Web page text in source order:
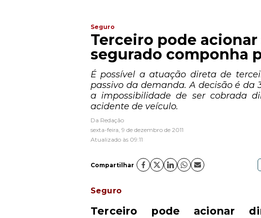
Seguro
Terceiro pode
segurado componha
É possível a atuação direta de
passivo da demanda. A decisão é da
a impossibilidade de ser cobrada
acidente de veículo.
Da Redação
sexta-feira, 9 de dezembro de 2011
Atualizado às 09:11
Compartilhar
Seguro
Terceiro pode acionar